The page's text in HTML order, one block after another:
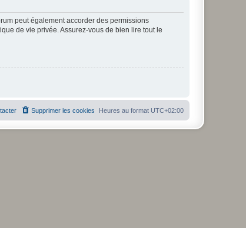
peut également accorder des permissions
de vie privée. Assurez-vous de bien lire tout le
Heures au format UTC+02:00
Supprimer les cookies